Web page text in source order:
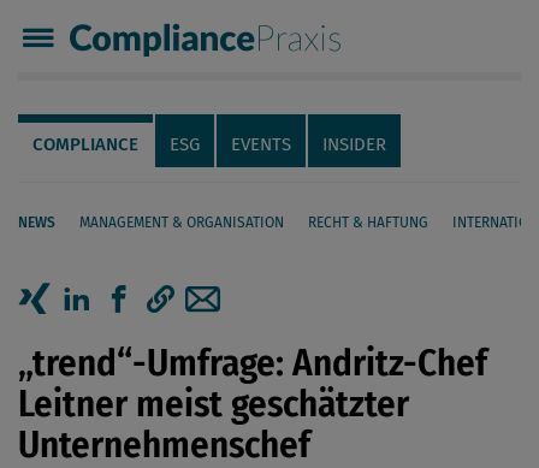
Compliance Praxis
Servicenavigation
Navigation
COMPLIANCE ESG EVENTS INSIDER
NEWS MANAGEMENT & ORGANISATION RECHT & HAFTUNG
Seiteninhalt
Artikel auf linkedIn teilen
Artikel auf Facebook teilen
Artikellink kopieren
Artikel per Mail teilen
„trend“-Umfrage: Andritz-Chef
Leitner meist geschätzter
Unternehmenschef